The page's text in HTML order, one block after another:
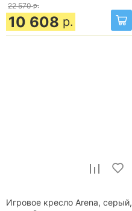
22 570 р.
10 608 р.
Игровое кресло Arena, серый,